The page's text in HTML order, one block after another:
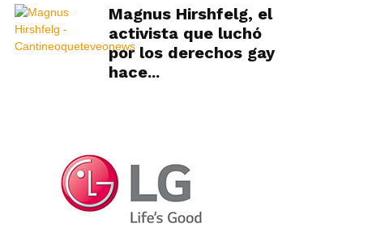
Magnus Hirshfelg, el
activista que luchó
por los derechos gay
hace...